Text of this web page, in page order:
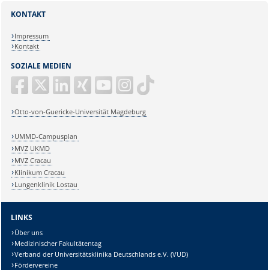
SOZIALE MEDIEN
Otto-von-Guericke-Universität Magdeburg
KONTAKT
Impressum
Kontakt
UMMD-Campusplan
MVZ UKMD
MVZ Cracau
Klinikum Cracau
Lungenklinik Lostau
LINKS
Über uns
Medizinischer Fakultätentag
Verband der Universitätsklinika Deutschlands e.V. (VUD)
Fördervereine